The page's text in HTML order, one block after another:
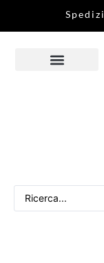
Sped izi